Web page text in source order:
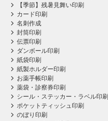
【季節】残暑見舞い印刷
カード印刷
名刺作成
封筒印刷
伝票印刷
ダンボール印刷
紙袋印刷
紙製ホルダー印刷
お薬手帳印刷
薬袋・診察券印刷
シール・ステッカー・ラベル印刷
ポケットティッシュ印刷
のぼり印刷